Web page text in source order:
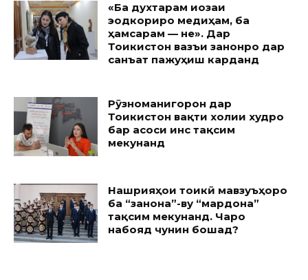
«Ба духтарам иҷозаи
эҷодкориро медиҳам, ба
ҳамсарам — не». Дар
Тоҷикистон вазъи занонро дар
санъат пажуҳиш карданд
Рӯзноманигорон дар
Тоҷикистон вақти холии худро
бар асоси ҷинс тақсим
мекунанд
Нашрияҳои тоҷикӣ мавзуъҳоро
ба “занона”-ву “мардона”
тақсим мекунанд. Чаро
набояд чунин бошад?